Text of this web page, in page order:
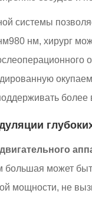
системы
нм, хирург
может
мощности, не